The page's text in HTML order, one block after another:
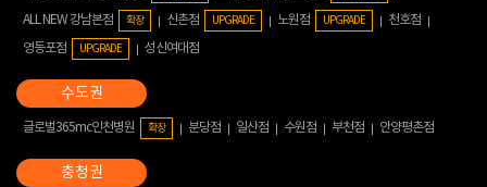
ALL NEW 강남본점 확장 신촌점 UPGRADE 노원점 UPGRADE
천호점
영등포점
UPGRADE 성신여대점
글로벌365mc인천병원 확장 분당점 일산점 수원점 부천점 안양평촌점